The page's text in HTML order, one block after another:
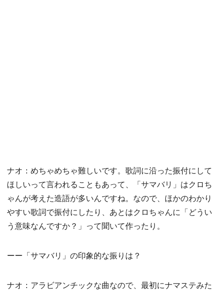
ナオ：めちゃめちゃ難しいです。歌詞に沿った振付にして
ほしいって言われることもあって、「サマバリ」はクロち
ゃんが考えた造語が多いんですね。なので、ほかのわかり
やすい歌詞で振付にしたり、あとはクロちゃんに「どうい
う意味なんですか？」って聞いて作ったり。
ーー「サマバリ」の印象的な振りは？
ナオ：アラビアンチックな曲なので、最初にナマステみた